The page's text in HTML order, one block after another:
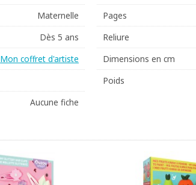
Maternelle
Dès 5 ans
Mon coffret d'artiste
Aucune fiche
Pages
Reliure
Dimensions en cm
Poids